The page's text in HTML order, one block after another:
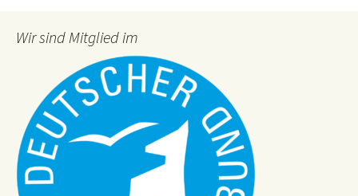
Wir sind Mitglied im